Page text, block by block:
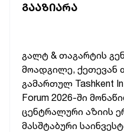
ᲒᲐᲐᲖᲘᲐᲠᲐ
გალტ & თაგარტის
მოადგილე, ქეთევან
გამართულ Tashkent
Forum 2026-ში
ცენტრალური აზიის
მასშტაბური